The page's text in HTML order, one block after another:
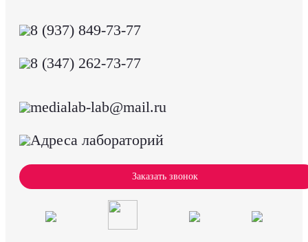
8 (937) 849-73-77
8 (347) 262-73-77
medialab-lab@mail.ru
Адреса лабораторий
Заказать звонок